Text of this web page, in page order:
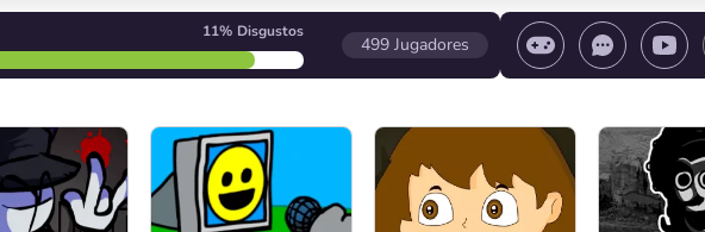
11% Disgustos
499 Jugadores
Iniciar el juego/ Detener el juego/ Seleccionar un nivel
Volver